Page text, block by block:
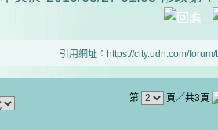
引用網址：https://city.udn.com/
第 頁／共3頁